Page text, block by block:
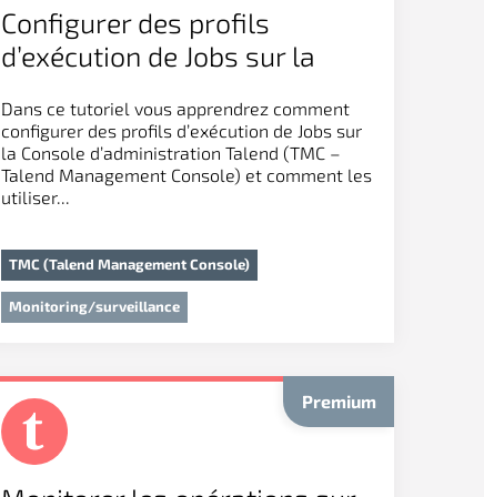
Configurer des profils
d’exécution de Jobs sur la
Dans ce tutoriel vous apprendrez comment
configurer des profils d’exécution de Jobs sur
la Console d’administration Talend (TMC –
Talend Management Console) et comment les
utiliser...
TMC (Talend Management Console)
Monitoring/surveillance